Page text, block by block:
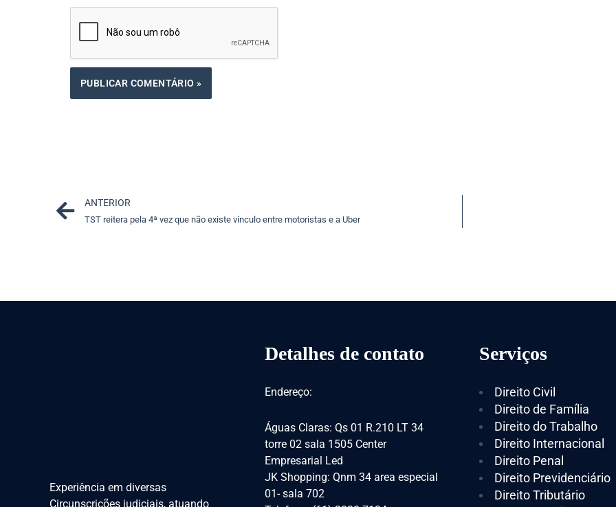
Prev
ANTERIOR
TST reitera pela 4ª vez que não existe vínculo entre motoristas e a Uber
Experiência em diversas
Circunscrições judiciais, atuando
Detalhes de contato
Endereço:
Águas Claras: Qs 01 R.210 LT 34
torre 02 sala 1505 Center
Empresarial Led
JK Shopping: Qnm 34 area especial
01- sala 702
Serviços
Direito Civil
Direito de Família
Direito do Trabalho
Direito Internacional
Direito Penal
Direito Previdenciário
Direito Tributário